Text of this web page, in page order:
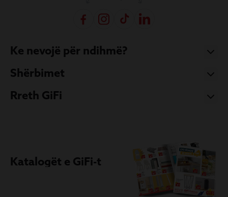
Ke nevojë për ndihmë?
Shërbimet
Rreth GiFi
Katalogët e GiFi-t